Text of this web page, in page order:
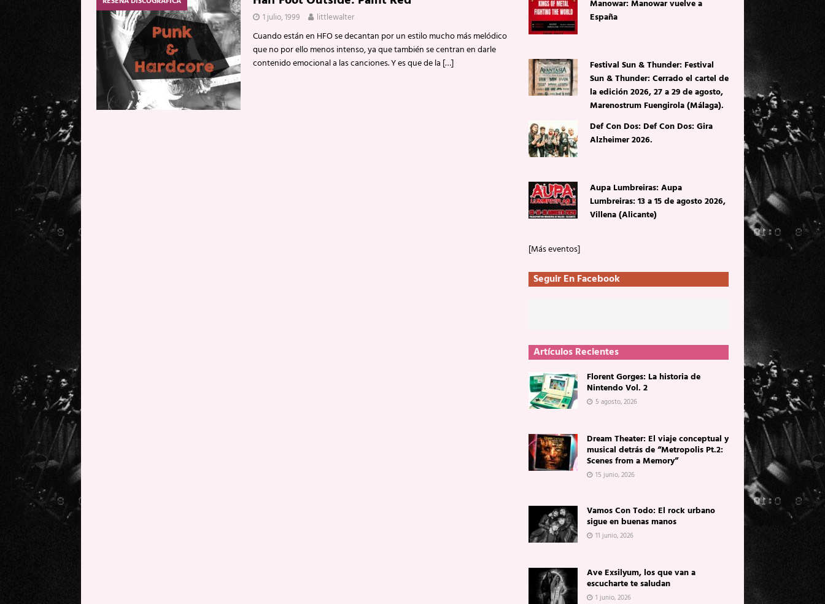
1 julio, 1999 littlewalter
Cuando están en HFO se decantan por un estilo mucho más melódico
que no por ello menos intenso, ya que también se centran en darle
contenido emocional a las canciones. Y es que de la […]
Manowar: Manowar vuelve a
España
Festival Sun & Thunder: Festival
Sun & Thunder: Cerrado el cartel de
la edición 2026, 27 a 29 de agosto,
Marenostrum Fuengirola (Málaga).
Def Con Dos: Def Con Dos: Gira
Alzheimer 2026.
Aupa Lumbreiras: Aupa
Lumbreiras: 13 a 15 de agosto 2026,
Villena (Alicante)
[Más eventos]
Seguir En Facebook
Artículos Recientes
Florent Gorges: La historia de
Nintendo Vol. 2
5 agosto, 2026
Dream Theater: El viaje conceptual y
musical detrás de “Metropolis Pt.2:
Scenes from a Memory”
15 junio, 2026
Vamos Con Todo: El rock urbano
sigue en buenas manos
11 junio, 2026
Ave Exsilyum, los que van a
escucharte te saludan
1 junio, 2026